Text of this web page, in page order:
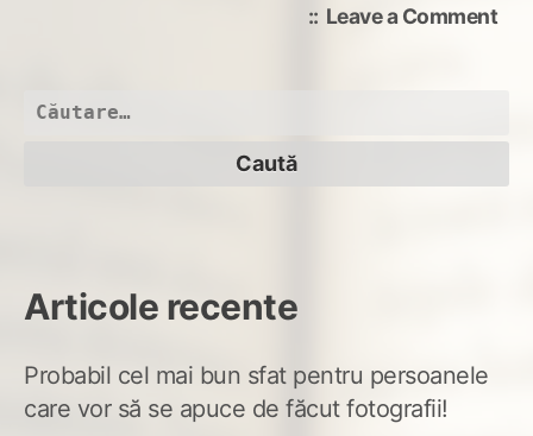
Leave a Commenton
Caută
Articole recente
Probabil cel mai bun sfat pentru persoanele
care vor să se apuce de făcut fotografii!